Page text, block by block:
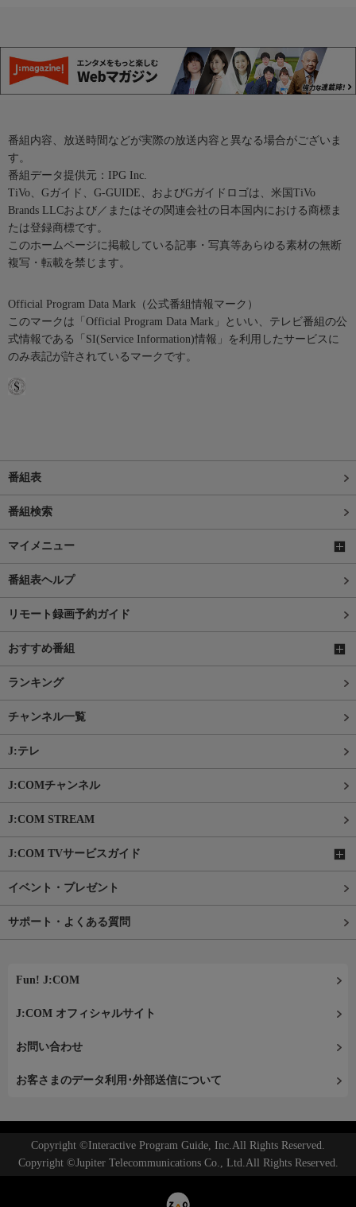
番組内容、放送時間などが実際の放送内容と異なる場合がございま
す。
番組データ提供元：IPG Inc.
TiVo、Gガイド、G-GUIDE、およびGガイドロゴは、米国TiVo
Brands LLCおよび／またはその関連会社の日本国内における商標ま
たは登録商標です。
このホームページに掲載している記事・写真等あらゆる素材の無断
複写・転載を禁じます。
Official Program Data Mark（公式番組情報マーク）
このマークは「Official Program Data Mark」といい、テレビ番組の公
式情報である「SI(Service Information)情報」を利用したサービスに
のみ表記が許されているマークです。
番組表
番組検索
マイメニュー
番組表ヘルプ
リモート録画予約ガイド
おすすめ番組
ランキング
チャンネル一覧
J:テレ
J:COMチャンネル
J:COM STREAM
J:COM TVサービスガイド
イベント・プレゼント
サポート・よくある質問
Fun! J:COM
J:COM オフィシャルサイト
お問い合わせ
お客さまのデータ利用･外部送信について
Copyright ©Interactive Program Guide, Inc.All Rights Reserved.
Copyright ©Jupiter Telecommunications Co., Ltd.All Rights Reserved.